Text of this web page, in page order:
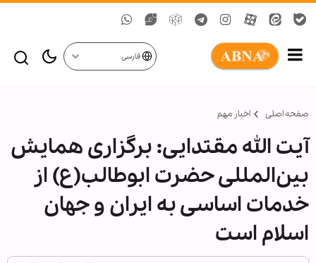
فارسی
صفحه اصلی اخبار مهم
آیت الله مقتدایی: برگزاری همایش
بین‌المللی حضرت ابوطالب(ع) از
خدمات اساسی به ایران و جهان
اسلام است